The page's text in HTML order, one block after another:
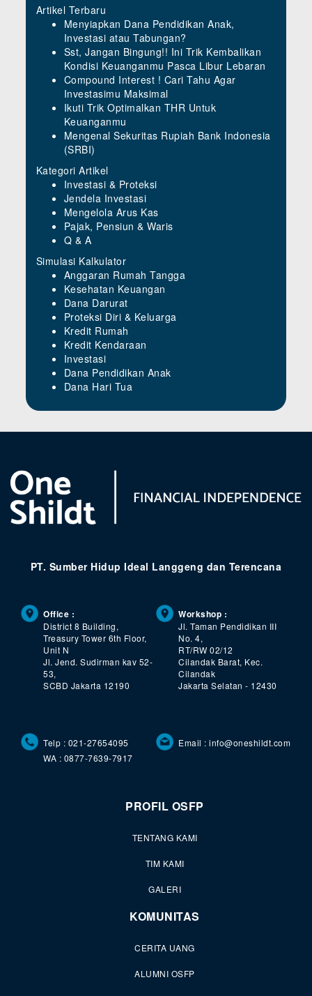
Artikel Terbaru
Menyiapkan Dana Pendidikan Anak,
Investasi atau Tabungan?
Sst, Jangan Bingung!! Ini Trik Kembalikan
Kondisi Keuanganmu Pasca Libur Lebaran
Compound Interest ! Cari Tahu Agar
Investasimu Maksimal
Ikuti Trik Optimalkan THR Untuk
Keuanganmu
Mengenal Sekuritas Rupiah Bank Indonesia
(SRBI)
Kategori Artikel
Investasi & Proteksi
Jendela Investasi
Mengelola Arus Kas
Pajak, Pensiun & Waris
Q & A
Simulasi Kalkulator
Anggaran Rumah Tangga
Kesehatan Keuangan
Dana Darurat
Proteksi Diri & Keluarga
Kredit Rumah
Kredit Kendaraan
Investasi
Dana Pendidikan Anak
Dana Hari Tua
PT. Sumber Hidup Ideal Langgeng dan Terencana
Office :
District 8 Building,
Treasury Tower 6th Floor,
Unit N
Jl. Jend. Sudirman kav 52-
53,
SCBD Jakarta 12190
Workshop :
Jl. Taman Pendidikan III
No. 4,
RT/RW 02/12
Cilandak Barat, Kec.
Cilandak
Jakarta Selatan - 12430
Telp : 021-27654095
WA : 0877-7639-7917
Email : info@oneshildt.com
PROFIL OSFP
TENTANG KAMI
TIM KAMI
GALERI
KOMUNITAS
CERITA UANG
ALUMNI OSFP